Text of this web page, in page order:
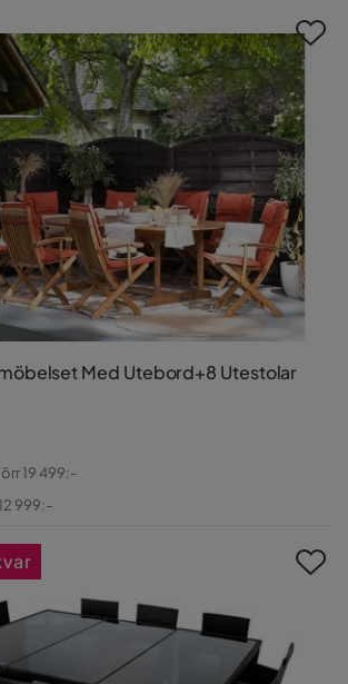
Med Utebord+8 Utestolar
19 499:-
999:-